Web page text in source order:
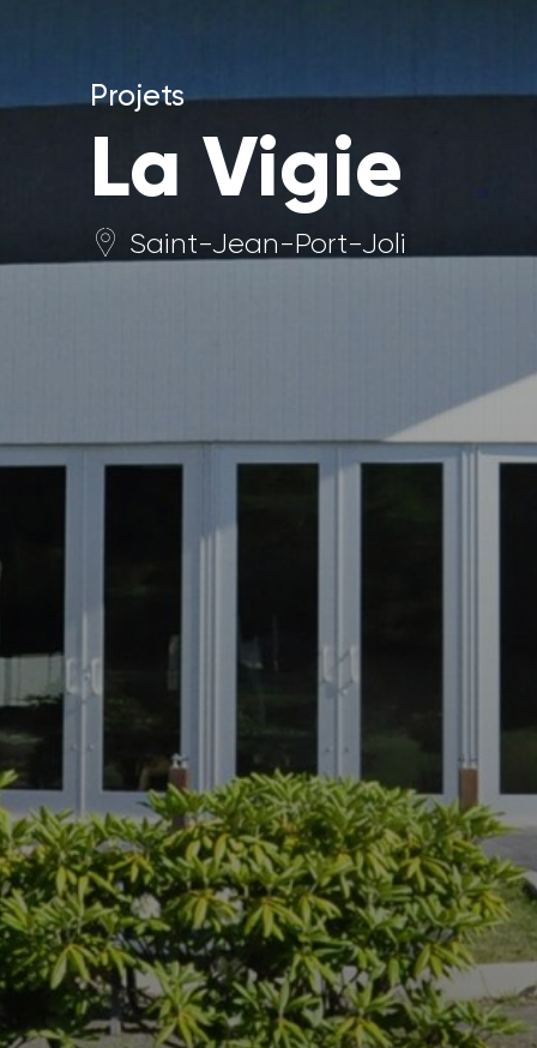
Projets
La Vigie
Saint-Jean-Port-Joli